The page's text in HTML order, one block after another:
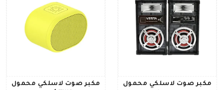
مكبر صوت لاسلكي محمول
مكبر صوت لاسلكي محمول